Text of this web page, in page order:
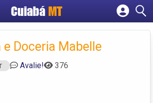
Cuiabá MT
Cadastrar empresa
Criar conta
Doceria Mabelle
Avalie! 376